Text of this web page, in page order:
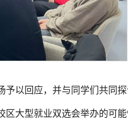
以回应，并与同学们共同
大型就业双选会举办的可